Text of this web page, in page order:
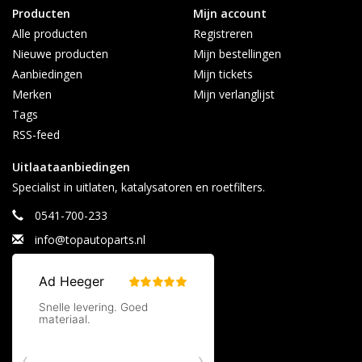
Producten
Alle producten
Nieuwe producten
Aanbiedingen
Merken
Tags
RSS-feed
Mijn account
Registreren
Mijn bestellingen
Mijn tickets
Mijn verlanglijst
Uitlaataanbiedingen
Specialist in uitlaten, katalysatoren en roetfilters.
0541-700-233
info@topautoparts.nl